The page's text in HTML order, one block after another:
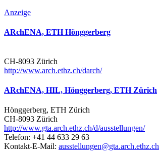
Anzeige
ARchENA, ETH Hönggerberg
CH-8093 Zürich
http://www.arch.ethz.ch/darch/
ARchENA, HIL, Hönggerberg, ETH Zürich
Hönggerberg, ETH Zürich
CH-8093 Zürich
http://www.gta.arch.ethz.ch/d/ausstellungen/
Telefon: +41 44 633 29 63
Kontakt-E-Mail: ausstellungen@gta.arch.ethz.ch